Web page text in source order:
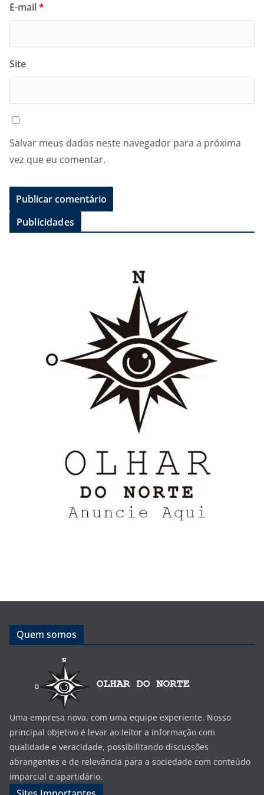
E-mail*
Site
Salvar meus dados neste navegador para a próxima
vez que eu comentar.
Publicidades
Quem somos
Uma empresa nova, com uma equipe experiente. Nosso
principal objetivo é levar ao leitor a informação com
qualidade e veracidade, possibilitando discussões
abrangentes e de relevância para a sociedade com conteúdo
imparcial e apartidário.